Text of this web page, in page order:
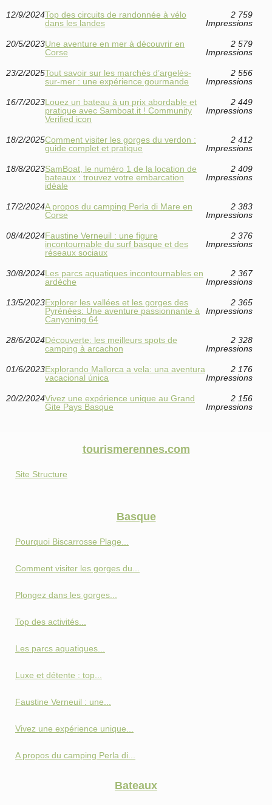
12/9/2024Top des circuits de randonnée à vélo
dans les landes
2 759
Impressions
20/5/2023Une aventure en mer à découvrir en
Corse
2 579
Impressions
23/2/2025Tout savoir sur les marchés d’argelès-
sur-mer : une expérience gourmande
2 556
Impressions
16/7/2023Louez un bateau à un prix abordable et
pratique avec Samboat.it ! Community
Verified icon
2 449
Impressions
18/2/2025Comment visiter les gorges du verdon :
guide complet et pratique
2 412
Impressions
18/8/2023SamBoat, le numéro 1 de la location de
bateaux : trouvez votre embarcation
idéale
2 409
Impressions
17/2/2024A propos du camping Perla di Mare en
Corse
2 383
Impressions
08/4/2024Faustine Verneuil : une figure
incontournable du surf basque et des
réseaux sociaux
2 376
Impressions
30/8/2024Les parcs aquatiques incontournables en
ardèche
2 367
Impressions
13/5/2023Explorer les vallées et les gorges des
Pyrénées: Une aventure passionnante à
Canyoning 64
2 365
Impressions
28/6/2024Découverte: les meilleurs spots de
camping à arcachon
2 328
Impressions
01/6/2023Explorando Mallorca a vela: una aventura
vacacional única
2 176
Impressions
20/2/2024Vivez une expérience unique au Grand
Gite Pays Basque
2 156
Impressions
tourismerennes.com
Site Structure
Basque
Pourquoi Biscarrosse Plage...
Comment visiter les gorges du...
Plongez dans les gorges...
Top des activités...
Les parcs aquatiques...
Luxe et détente : top...
Faustine Verneuil : une...
Vivez une expérience unique...
A propos du camping Perla di...
Bateaux